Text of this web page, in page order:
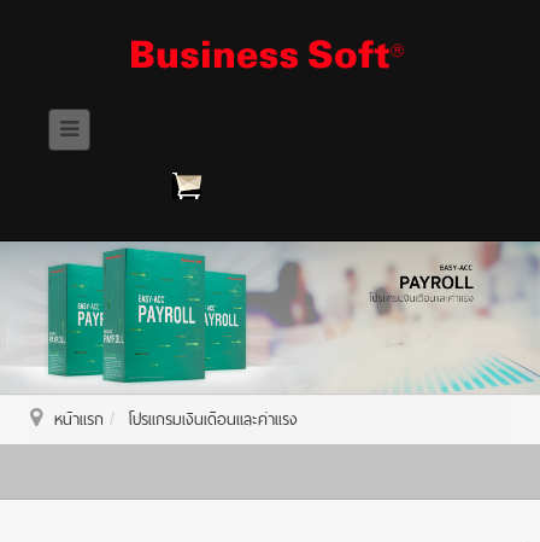
หน้าแรก โปรแกรมเงินเดือนและค่าแรง